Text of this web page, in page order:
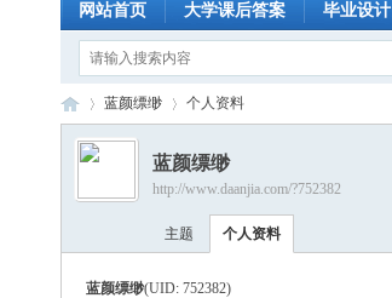
网站首页 大学课后答案 毕业设计
›
蓝颜缥缈 个人资料
蓝颜缥缈
http://www.daanjia.com/?752382
主题 个人资料
蓝颜缥缈(UID: 752382)